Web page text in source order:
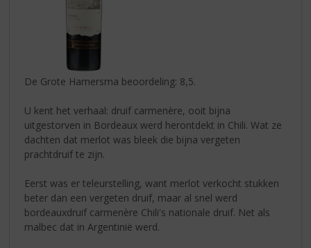
De Grote Hamersma beoordeling: 8,5.
U kent het verhaal: druif carmenère, ooit bijna
uitgestorven in Bordeaux werd herontdekt in Chili. Wat ze
dachten dat merlot was bleek die bijna vergeten
prachtdruif te zijn.
Eerst was er teleurstelling, want merlot verkocht stukken
beter dan een vergeten druif, maar al snel werd
bordeauxdruif carmenère Chili's nationale druif. Net als
malbec dat in Argentinië werd.